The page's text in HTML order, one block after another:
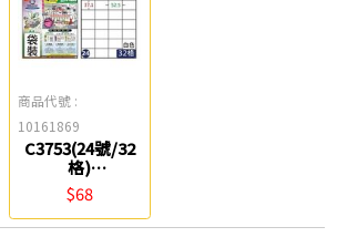
商品代號 :
10161869
C3753(24號/32
格)
37.1x52.5mm
A4三用電腦標籤
鶴屋
$68